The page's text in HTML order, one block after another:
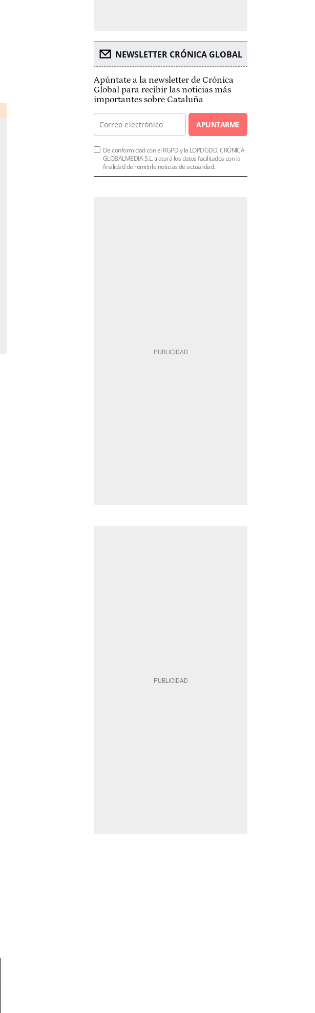
NEWSLETTER CRÓNICA GLOBAL
Apúntate a la newsletter de Crónica
Global para recibir las noticias más
importantes sobre Cataluña
APUNTARME
De conformidad con el RGPD y la LOPDGDD, CRÓNICA
GLOBALMEDIA S.L. tratará los datos facilitados con la
finalidad de remitirle noticias de actualidad.